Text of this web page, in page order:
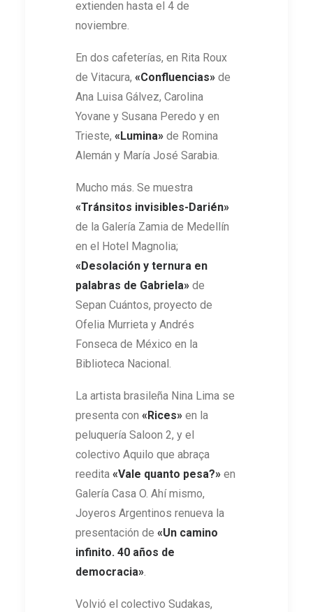
extienden hasta el 4 de
noviembre.
En dos cafeterías, en Rita Roux
de Vitacura, «Confluencias» de
Ana Luisa Gálvez, Carolina
Yovane y Susana Peredo y en
Trieste, «Lumina» de Romina
Alemán y María José Sarabia.
Mucho más. Se muestra
«Tránsitos invisibles-Darién»
de la Galería Zamia de Medellín
en el Hotel Magnolia;
«Desolación y ternura en
palabras de Gabriela» de
Sepan Cuántos, proyecto de
Ofelia Murrieta y Andrés
Fonseca de México en la
Biblioteca Nacional.
La artista brasileña Nina Lima se
presenta con «Rices» en la
peluquería Saloon 2, y el
colectivo Aquilo que abraça
reedita «Vale quanto pesa?» en
Galería Casa O. Ahí mismo,
Joyeros Argentinos renueva la
presentación de «Un camino
infinito. 40 años de
democracia».
Volvió el colectivo Sudakas,